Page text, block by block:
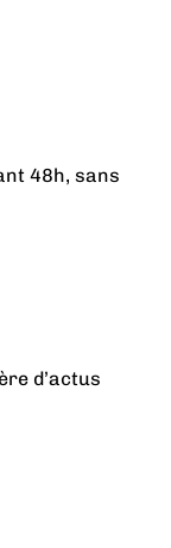
48h, sans
d’actus